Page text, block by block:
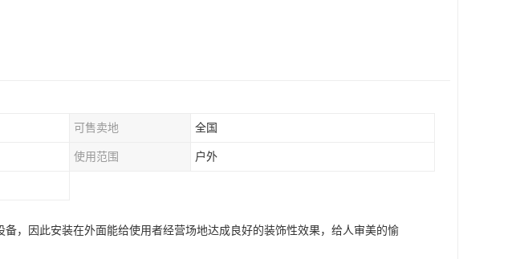
可售卖地 全国
使用范围 户外
，因此安装在外面能给使用者经营场地达成良好的装饰性效果，给人审美的愉